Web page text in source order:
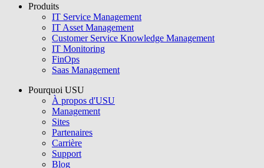
USU GmbH
Produits
IT Service Management
IT Asset Management
Customer Service Knowledge Management
IT Monitoring
FinOps
Saas Management
Pourquoi USU
À propos d'USU
Management
Sites
Partenaires
Carrière
Support
Blog